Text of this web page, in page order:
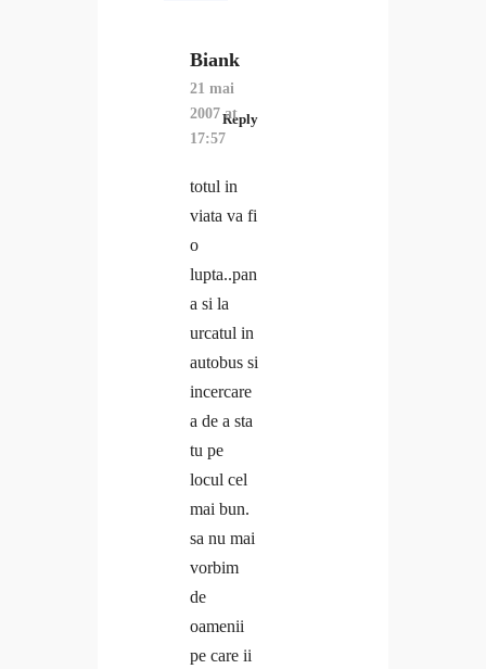
Biank
21 mai
2007 at
17:57
Reply
totul in
viata va fi
o
lupta..pan
a si la
urcatul in
autobus si
incercare
a de a sta
tu pe
locul cel
mai bun.
sa nu mai
vorbim
de
oamenii
pe care ii